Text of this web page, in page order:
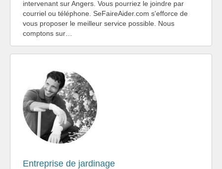
intervenant sur Angers. Vous pourriez le joindre par
courriel ou téléphone. SeFaireAider.com s'efforce de
vous proposer le meilleur service possible. Nous
comptons sur…
Entreprise de jardinage